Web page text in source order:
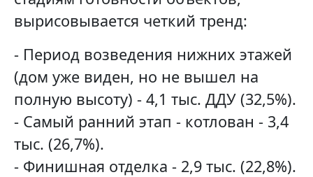
вырисовывается четкий тренд:
- Период возведения нижних этажей
(дом уже виден, но не вышел на
полную высоту) - 4,1 тыс. ДДУ (32,5%).
- Самый ранний этап - котлован - 3,4
тыс. (26,7%).
- Финишная отделка - 2,9 тыс. (22,8%).